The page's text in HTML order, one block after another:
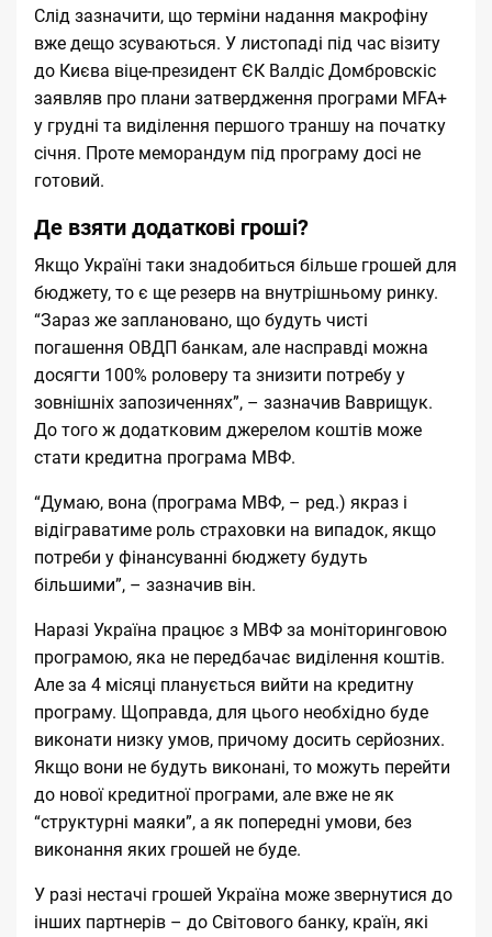
Слід зазначити, що терміни надання макрофіну
вже дещо зсуваються. У листопаді під час візиту
до Києва віце-президент ЄК Валдіс Домбровскіс
заявляв про плани затвердження програми MFA+
у грудні та виділення першого траншу на початку
січня. Проте меморандум під програму досі не
готовий.
Де взяти додаткові гроші?
Якщо Україні таки знадобиться більше грошей для
бюджету, то є ще резерв на внутрішньому ринку.
“Зараз же заплановано, що будуть чисті
погашення ОВДП банкам, але насправді можна
досягти 100% роловеру та знизити потребу у
зовнішніх запозиченнях”, – зазначив Ваврищук.
До того ж додатковим джерелом коштів може
стати кредитна програма МВФ.
“Думаю, вона (програма МВФ, – ред.) якраз і
відіграватиме роль страховки на випадок, якщо
потреби у фінансуванні бюджету будуть
більшими”, – зазначив він.
Наразі Україна працює з МВФ за моніторинговою
програмою, яка не передбачає виділення коштів.
Але за 4 місяці планується вийти на кредитну
програму. Щоправда, для цього необхідно буде
виконати низку умов, причому досить серйозних.
Якщо вони не будуть виконані, то можуть перейти
до нової кредитної програми, але вже не як
“структурні маяки”, а як попередні умови, без
виконання яких грошей не буде.
У разі нестачі грошей Україна може звернутися до
інших партнерів – до Світового банку, країн, які